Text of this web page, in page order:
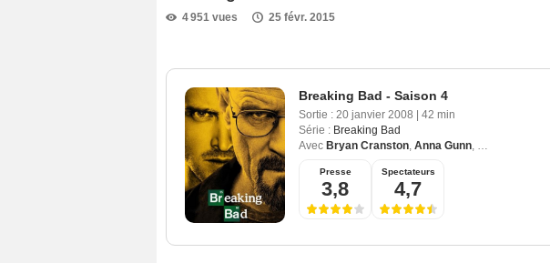
4 951 vues 25 févr. 2015
Breaking Bad - Saison 4
Sortie : 20 janvier 2008
42 min
Série : Breaking Bad
Avec Bryan Cranston, Anna Gunn, Aaron Paul
Presse
3,8
Spectateurs
4,7